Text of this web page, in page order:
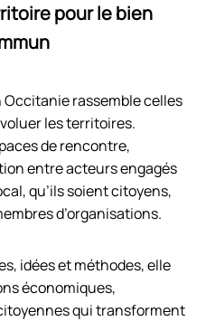
pour le bien
rassemble celles
les territoires.
de rencontre,
entre acteurs engagés
qu’ils soient citoyens,
d’organisations.
idées et méthodes, elle
économiques,
qui transforment